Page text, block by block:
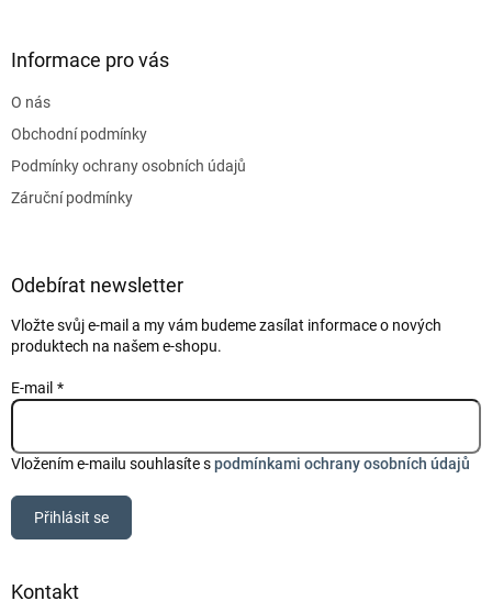
Informace pro vás
O nás
Obchodní podmínky
Podmínky ochrany osobních údajů
Záruční podmínky
Odebírat newsletter
Vložte svůj e-mail a my vám budeme zasílat informace o nových
produktech na našem e-shopu.
E-mail
Vložením e-mailu souhlasíte spodmínkami ochrany osobních údajů
Přihlásit se
Kontakt